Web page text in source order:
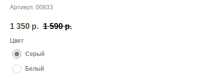
Артикул: 00833
1 350 р. 1 590 р.
Цвет
Серый
Белый